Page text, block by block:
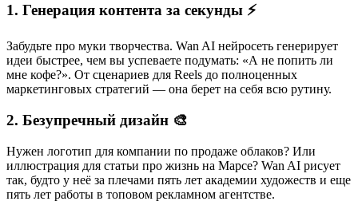
1. Генерация контента за секунды ⚡️
Забудьте про муки творчества. Wan AI нейросеть генерирует
идеи быстрее, чем вы успеваете подумать: «А не попить ли
мне кофе?». От сценариев для Reels до полноценных
маркетинговых стратегий — она берет на себя всю рутину.
2. Безупречный дизайн 🎨
Нужен логотип для компании по продаже облаков? Или
иллюстрация для статьи про жизнь на Марсе? Wan AI рисует
так, будто у неё за плечами пять лет академии художеств и еще
пять лет работы в топовом рекламном агентстве.